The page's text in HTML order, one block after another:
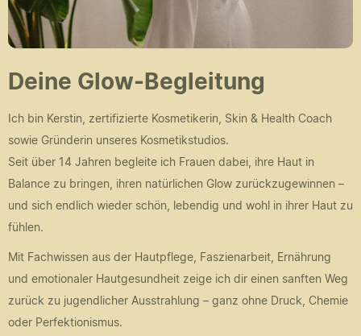
Deine Glow-Begleitung
Ich bin Kerstin, zertifizierte Kosmetikerin, Skin & Health Coach
sowie Gründerin unseres Kosmetikstudios.
Seit über 14 Jahren begleite ich Frauen dabei, ihre Haut in
Balance zu bringen, ihren natürlichen Glow zurückzugewinnen –
und sich endlich wieder schön, lebendig und wohl in ihrer Haut zu
fühlen.
Mit Fachwissen aus der Hautpflege, Faszienarbeit, Ernährung
und emotionaler Hautgesundheit zeige ich dir einen sanften Weg
zurück zu jugendlicher Ausstrahlung – ganz ohne Druck, Chemie
oder Perfektionismus.